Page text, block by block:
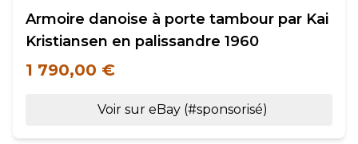
Armoire danoise à porte tambour par Kai
Kristiansen en palissandre 1960
1 790,00 €
Voir sur eBay (#sponsorisé)